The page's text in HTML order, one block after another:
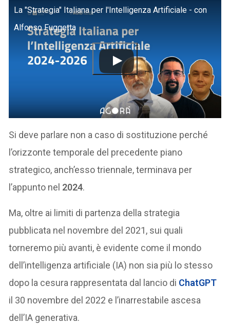
La "Strategia" Italiana per l'Intelligenza Artificiale - con
Alfonso Fuggetta
Si deve parlare non a caso di sostituzione perché
l’orizzonte temporale del precedente piano
strategico, anch’esso triennale, terminava per
l’appunto nel 2024.
Ma, oltre ai limiti di partenza della strategia
pubblicata nel novembre del 2021, sui quali
torneremo più avanti, è evidente come il mondo
dell’intelligenza artificiale (IA) non sia più lo stesso
dopo la cesura rappresentata dal lancio di ChatGPT
il 30 novembre del 2022 e l’inarrestabile ascesa
dell’IA generativa.